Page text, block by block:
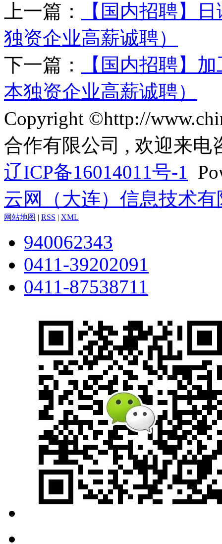
上一篇：
【国内招聘】
独资企业高薪诚聘）
下一篇：
【国内招聘】
本独资企业高薪诚聘）
Copyright ©http://
合作有限公司 , 欢迎来电
辽ICP备16014011号-1
云网（大连）信息技术有
网站地图 | RSS | XML
940062343
0411-39202091
0411-87538711